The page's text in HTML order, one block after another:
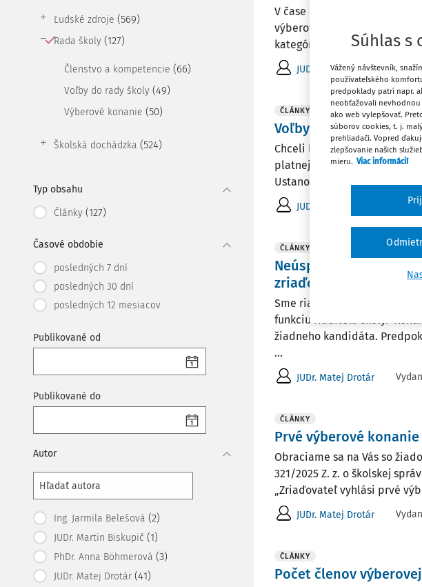
Ľudské zdroje (569)
Rada školy (127)
Členstvo a kompetencie (66)
Voľby do rady školy (49)
Výberové konanie (50)
Školská dochádzka (524)
Typ obsahu
Články (127)
Časové obdobie
posledných 7 dní
posledných 30 dní
posledných 12 mesiacov
Publikované od
Publikované do
Autor
Ing. Jarmila Belešová (2)
JUDr. Martin Biskupič (1)
PhDr. Anna Böhmerová (3)
JUDr. Matej Drotár (41)
V čase letných prázdnin,
výberové konanie na miesto
kategóriu zamestnancov
JUDr. Matej Drotár
ČLÁNKY
Voľby do rady školy
Chceli by sme Vás poprosiť
platnej legislatívy. Otázka:
Ustanovujúca schôdza sa
JUDr. Matej Drotár
ČLÁNKY
Neúspešné výberové
zriaďovateľa i rady
Sme riadna
funkciu riaditeľa školy.
žiadneho kandidáta.
...
JUDr. Matej Drotár
ČLÁNKY
Prvé výberové konanie
Obraciame sa na Vás so
321/2025 Z. z. o školskej
„Zriaďovateľ vyhlási prvé
JUDr. Matej Drotár
ČLÁNKY
Počet členov
Súhlas s
Vážený návštevník,
používateľského
predpoklady patrí napr.
neobťažovali
ako web vylepšovať.
súborov cookies, t. j.
prehliadači. Vopred
zlepšovanie našich
mieru. Viac informácií